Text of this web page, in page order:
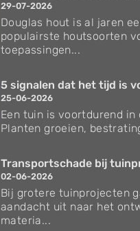
29-07-2026
Douglas hout is al jaren
populairste houtsoorten
toepassingen...
5 signalen dat het tijd is
25-06-2026
Een tuin is voortdurend in
Planten groeien,
Transportschade bij
02-06-2026
Bij grotere tuinprojecten
aandacht uit naar het
materia...